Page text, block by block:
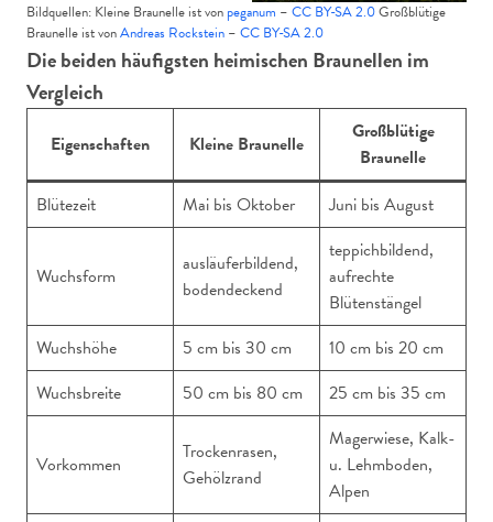
Bildquellen: Kleine Braunelle ist von peganum – CC BY-SA 2.0Großblütige
Braunelle ist vonAndreas Rockstein – CC BY-SA 2.0
Die beiden häufigsten heimischen Braunellen im
Vergleich
Eigenschaften Kleine Braunelle
Großblütige
Braunelle
Blütezeit
Mai bis Oktober Juni bis August
Wuchsform
ausläuferbildend,
bodendeckend
teppichbildend,
aufrechte
Blütenstängel
Wuchshöhe
5 cm bis 30 cm
10 cm bis 20 cm
Wuchsbreite
50 cm bis 80 cm 25 cm bis 35 cm
Vorkommen
Trockenrasen,
Gehölzrand
Magerwiese, Kalk-
u. Lehmboden,
Alpen